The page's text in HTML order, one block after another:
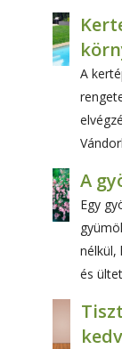
A
A
Egy
nélkül,
és